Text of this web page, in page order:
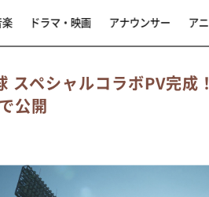
ドラマ・映画 アナウンサー ア
ペシャルコラボPV完成！
公開